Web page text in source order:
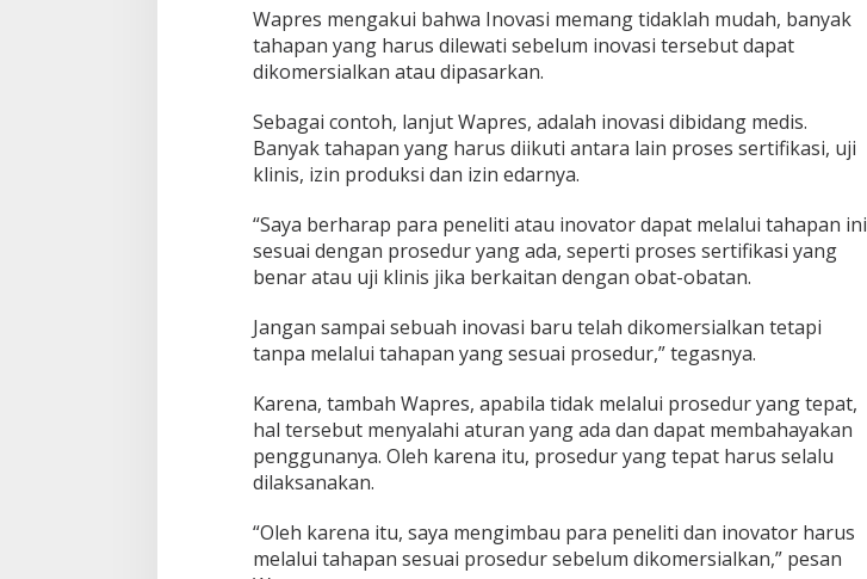
D
i
k
m
r
s
a
l
a
Wapres mengakui bahwa Inovasi memang tidaklah mudah, banyak
tahapan yang harus dilewati sebelum inovasi tersebut dapat
dikomersialkan atau dipasarkan.
Sebagai contoh, lanjut Wapres, adalah inovasi dibidang medis.
Banyak tahapan yang harus diikuti antara lain proses sertifikasi, uji
klinis, izin produksi dan izin edarnya.
“Saya berharap para peneliti atau inovator dapat melalui tahapan ini
sesuai dengan prosedur yang ada, seperti proses sertifikasi yang
benar atau uji klinis jika berkaitan dengan obat-obatan.
Jangan sampai sebuah inovasi baru telah dikomersialkan tetapi
tanpa melalui tahapan yang sesuai prosedur,” tegasnya.
Karena, tambah Wapres, apabila tidak melalui prosedur yang tepat,
hal tersebut menyalahi aturan yang ada dan dapat membahayakan
penggunanya. Oleh karena itu, prosedur yang tepat harus selalu
dilaksanakan.
“Oleh karena itu, saya mengimbau para peneliti dan inovator harus
melalui tahapan sesuai prosedur sebelum dikomersialkan,” pesan